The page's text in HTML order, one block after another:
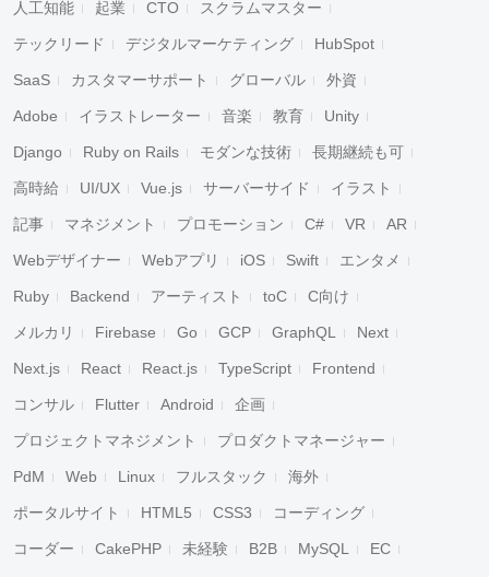
人工知能 起業 CTO スクラムマスター
テックリード デジタルマーケティング HubSpot
SaaS カスタマーサポート グローバル 外資
Adobe イラストレーター 音楽 教育 Unity
Django Ruby on Rails モダンな技術 長期継続も可
高時給 UI/UX Vue.js サーバーサイド イラスト
記事 マネジメント プロモーション C# VR AR
Webデザイナー Webアプリ iOS Swift エンタメ
Ruby Backend アーティスト toC C向け
メルカリ Firebase Go GCP GraphQL Next
Next.js React React.js TypeScript Frontend
コンサル Flutter Android 企画
プロジェクトマネジメント プロダクトマネージャー
PdM Web Linux フルスタック 海外
ポータルサイト HTML5 CSS3 コーディング
コーダー CakePHP 未経験 B2B MySQL EC